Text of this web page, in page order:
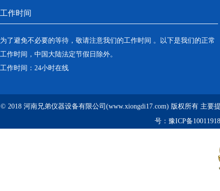
工作时间
为了避免不必要的等待，敬请注意我们的工作时间 。以下是我们的正常
工作时间，中国大陆法定节假日除外。
工作时间：24小时在线
© 2018 河南兄弟仪器设备有限公司(www.xiongdi17.com) 版权所有 主要
号： 豫ICP备